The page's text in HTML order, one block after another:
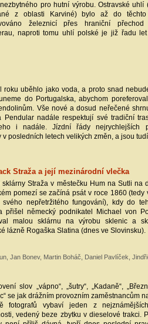
pro hutní výrobu. Ostravské uhlí
z oblasti Karviné) bylo až do
železnicí přes hraniční
naproti tomu uhlí polské je již řadu
roku uběhlo jako voda, a proto snad
do Portugalska, abychom
Vše nové a dosud neřečené
Pendular nadále respektují své tradiční
i nadále. Jízdní řády nejrychlejších
v posledních letech velikých změn, a jsou
Straža a její mezinárodní vlečka
sklárny Straža v městečku Hum na Sutli na
pomezí se začíná psát v roce 1860 (tedy
nepřetržitého fungování), kdy do
přišel německý podnikatel Michael von
malou sklárnu na výrobu sklenic a
lázně Rogaška Slatina (dnes ve Slovinsku).
Jan Bonev, Martin Boháč, Daniel Pavlíček,
slov „vápno“, „šutry“, „Kadaně“,
se jak drážním provozním zaměstnancům
fotografů vybaví jeden z
vedený beze zbytku v dieselové trakci.